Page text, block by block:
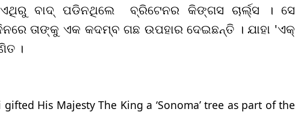
ବାଦ୍ ପଡିନଥିଲେ ବ୍ରିଟେନର କିଙ୍ଗସ ଚାର୍ଲ୍ସ । ସେ
ତାଙ୍କୁ ଏକ କଦମ୍ବ ଗଛ ଉପହାର ଦେଇଛନ୍ତି । ଯାହା 'ଏକ୍
।
His Majesty The King a ‘Sonoma’ tree as part of the